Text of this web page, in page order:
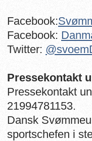
Facebook:
Facebook:
Twitter:
Pressekontakt
Pressekontakt
21994781153.
Dansk
sportschefen i